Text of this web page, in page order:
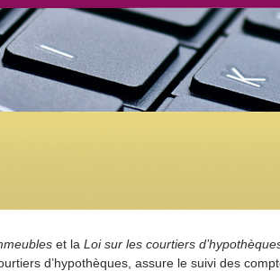
et la Loi sur les courtiers
d’hypothèques, assure le suivi des